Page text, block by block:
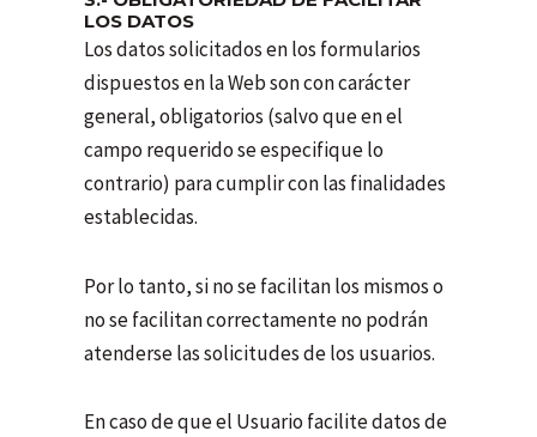
LOS DATOS
Los datos solicitados en los formularios
dispuestos en la Web son con carácter
general, obligatorios (salvo que en el
campo requerido se especifique lo
contrario) para cumplir con las finalidades
establecidas.
Por lo tanto, si no se facilitan los mismos o
no se facilitan correctamente no podrán
atenderse las solicitudes de los usuarios.
En caso de que el Usuario facilite datos de